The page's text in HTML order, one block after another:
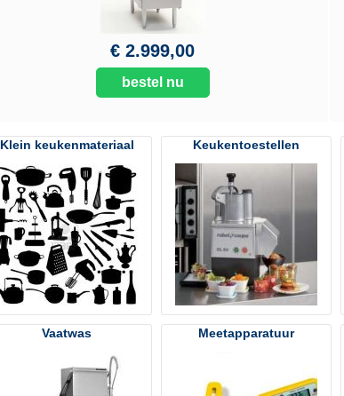
€ 2.999,00
bestel nu
Klein keukenmateriaal Keukentoestellen
Vaatwas Meetapparatuur